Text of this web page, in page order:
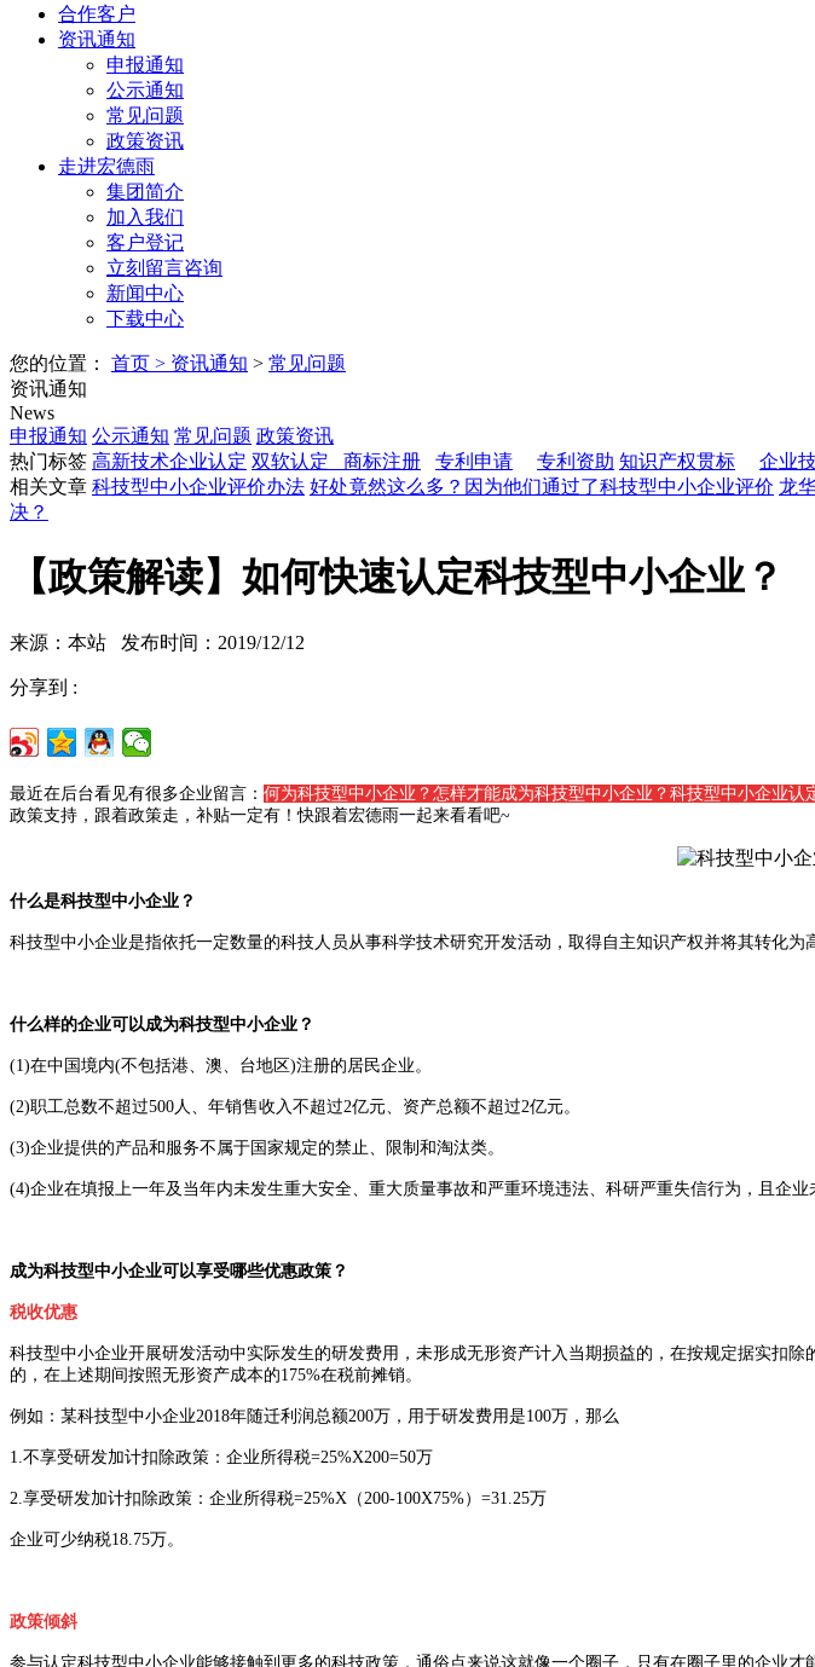
合作客户
资讯通知
申报通知
公示通知
常见问题
政策资讯
走进宏德雨
集团简介
加入我们
客户登记
立刻留言咨询
新闻中心
下载中心
您的位置： 首页 > 资讯通知 > 常见问题
资讯通知
News
申报通知 公示通知 常见问题 政策资讯
热门标签 高新技术企业认定 双软认定 商标注册 专利申请 专利资助 知识产权贯标 企业
相关文章 科技型中小企业评价办法 好处竟然这么多？因为他们通过了科技型中小企业评价 龙
决？
【政策解读】如何快速认定科技型中小企业？
来源：本站 发布时间：2019/12/12
分享到 :
最近在后台看见有很多企业留言： 何为科技型中小企业？怎样才能成为科技型中小企业？科技型中小企业
政策支持，跟着政策走，补贴一定有！快跟着宏德雨一起来看看吧~
什么是科技型中小企业？
科技型中小企业是指依托一定数量的科技人员从事科学技术研究开发活动，取得自主知识产权并将其转化为
什么样的企业可以成为科技型中小企业？
(1)在中国境内(不包括港、澳、台地区)注册的居民企业。
(2)职工总数不超过500人、年销售收入不超过2亿元、资产总额不超过2亿元。
(3)企业提供的产品和服务不属于国家规定的禁止、限制和淘汰类。
(4)企业在填报上一年及当年内未发生重大安全、重大质量事故和严重环境违法、科研严重失信行为，且企业
成为科技型中小企业可以享受哪些优惠政策？
税收优惠
科技型中小企业开展研发活动中实际发生的研发费用，未形成无形资产计入当期损益的，在按规定据实扣
的，在上述期间按照无形资产成本的175%在税前摊销。
例如：某科技型中小企业2018年随迁利润总额200万，用于研发费用是100万，那么
1.不享受研发加计扣除政策：企业所得税=25%X200=50万
2.享受研发加计扣除政策：企业所得税=25%X（200-100X75%）=31.25万
企业可少纳税18.75万。
政策倾斜
参与认定科技型中小企业能够接触到更多的科技政策，通俗点来说这就像一个圈子，只有在圈子里的企业才